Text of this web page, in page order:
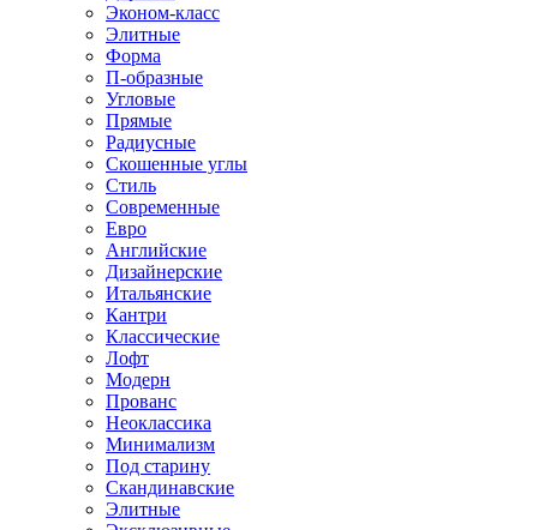
Эконом-класс
Элитные
Форма
П-образные
Угловые
Прямые
Радиусные
Скошенные углы
Стиль
Современные
Евро
Английские
Дизайнерские
Итальянские
Кантри
Классические
Лофт
Модерн
Прованс
Неоклассика
Минимализм
Под старину
Скандинавские
Элитные